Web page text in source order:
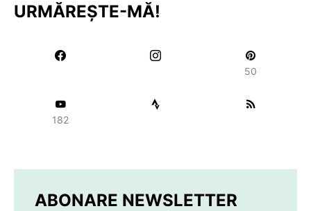
URMĂREȘTE-MĂ!
50
182
ABONARE NEWSLETTER